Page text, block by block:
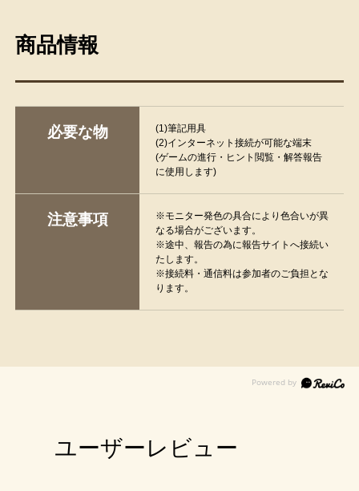
商品情報
必要な物
(1)筆記用具
(2)インターネット接続が可能な端末
(ゲームの進行・ヒント閲覧・解答報告
に使用します)
注意事項
※モニター発色の具合により色合いが異
なる場合がございます。
※途中、報告の為に報告サイトへ接続い
たします。
※接続料・通信料は参加者のご負担とな
ります。
ユーザーレビュー